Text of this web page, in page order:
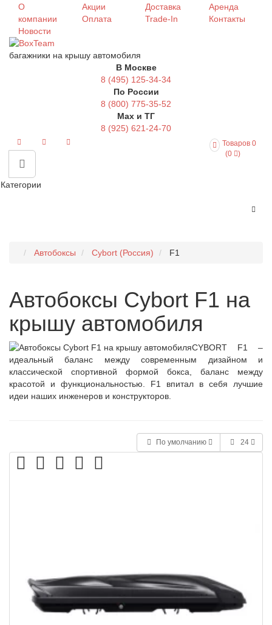
О
компании
Новости
Акции
Оплата
Доставка
Trade-In
Аренда
Контакты
багажники на крышу автомобиля
В Москве
8 (495) 125-34-34
По России
8 (800) 775-35-52
Max и ТГ
8 (925) 621-24-70
Товаров 0
(0
)
Категории
Автобоксы Cybort (Россия) F1
Автобоксы Cybort F1 на
крышу автомобиля
CYBORT F1 –
идеальный баланс между современным дизайном и
классической спортивной формой бокса, баланс между
красотой и функциональностью. F1 впитал в себя лучшие
идеи наших инженеров и конструкторов.
По умолчанию 24